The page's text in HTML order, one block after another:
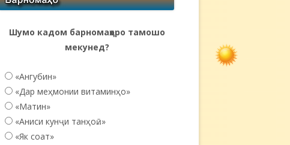
Шумо кадом барномаҳоро тамошо
мекунед?
«Ангубин»
«Дар меҳмонии витаминҳо»
«Матин»
«Аниси кунҷи танҳоӣ...»
«Як соат»